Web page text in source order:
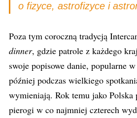
o fizyce, astrofizyce i
Poza tym coroczną tradycją
dinner, gdzie patrole z każdego
swoje popisowe danie, popularne
później podczas wielkiego
wymieniają. Rok temu jako Polska
pierogi w co najmniej czterech